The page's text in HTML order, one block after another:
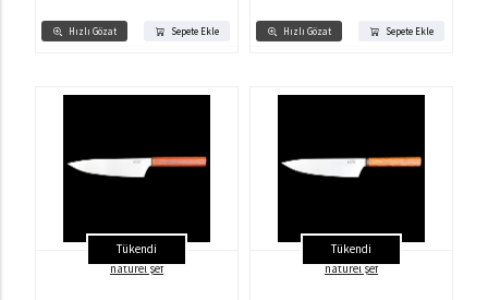
Hızlı Gözat Sepete Ekle Hızlı Gözat Sepete Ekle
Tükendi
natürel şef
Tükendi
natürel şef